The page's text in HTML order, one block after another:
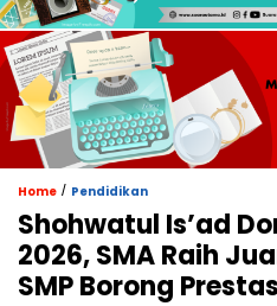
Home / Pendidikan
Shohwatul Is’ad
2026, SMA Raih
SMP Borong